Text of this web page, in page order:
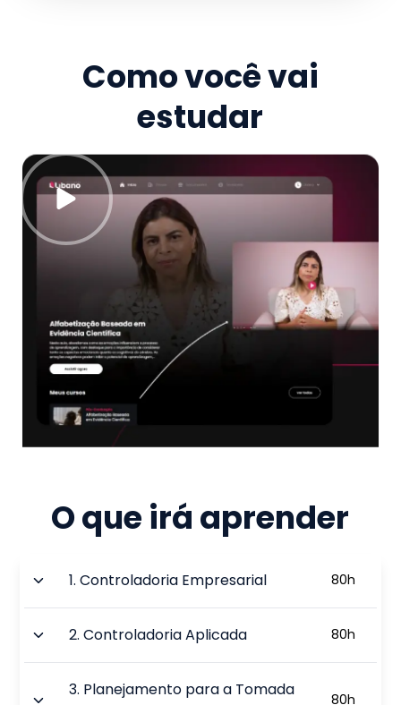
Como você vai
estudar
O que irá aprender
1.Controladoria Empresarial 80h
2.Controladoria Aplicada 80h
3. Planejamento para a Tomada
80h